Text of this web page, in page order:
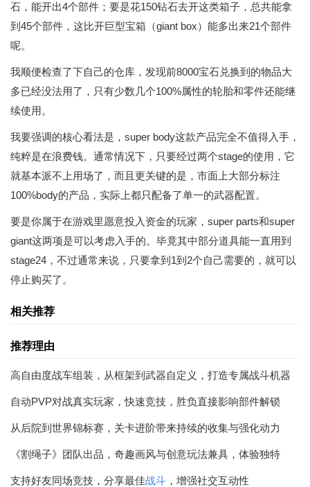
石，能开出4个部件；要是花150钻石去开这类箱子，总共能拿
到45个部件，这比开巨型宝箱（giant box）能多出来21个部件
呢。
我顺便检查了下自己的仓库，发现前8000宝石兑换到的物品大
多已经没法用了，只有少数几个100%属性的轮胎和零件还能继
续使用。
我要强调的核心看法是，super body这款产品完全不值得入手，
纯粹是在浪费钱。通常情况下，只要经过两个stage的使用，它
就基本派不上用场了，而且更关键的是，市面上大部分标注
100%body的产品，实际上都只配备了单一的武器配置。
要是你属于在游戏里愿意投入资金的玩家，super parts和super
giant这两项是可以考虑入手的。毕竟其中部分道具能一直用到
stage24，不过通常来说，只要拿到1到2个自己需要的，就可以
停止购买了。
相关推荐
推荐理由
高自由度战车组装，从框架到武器自定义，打造专属战斗机器
自动PVP对战真实玩家，快速竞技，胜负直接影响部件解锁
从后院到世界锦标赛，关卡进阶带来持续的收集与强化动力
《割绳子》团队出品，奇趣画风与创意玩法兼具，体验独特
支持好友同场竞技，分享最佳战斗 ，增强社交互动性